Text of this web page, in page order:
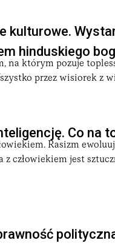
kulturowe.
hinduskiego
na którym pozuje
przez wisiorek z
Co na
Rasizm
z człowiekiem jest